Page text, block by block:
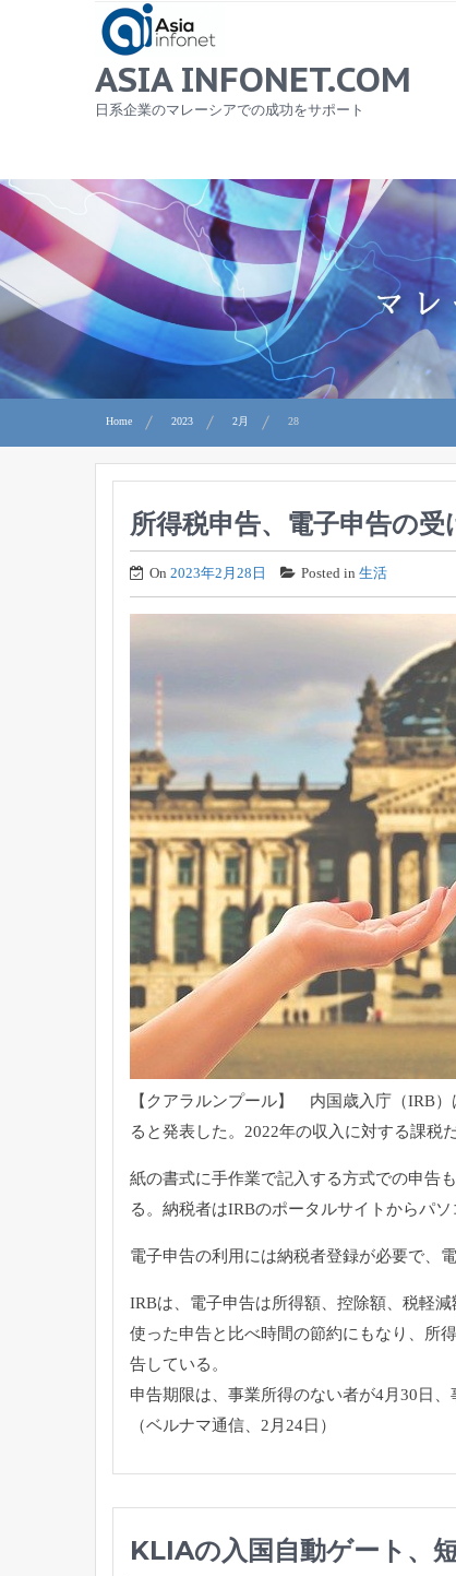
ASIA INFONET.COM
日系企業のマレーシアでの成功をサポート
Home 2023 2月 28
所得税申告、電子申告の
On 2023年2月28日 Posted in 生活
【クアラルンプール】 内国歳入庁（IRB）
ると発表した。 2022年の収入に対する課税だ
紙の書式に手作業で記入する方式での申告
る。 納税者はIRBのポータルサイトからパ
電子申告の利用には納税者登録が必要で、
IRBは、電子申告は所得額、控除額、税軽減
使った申告と比べ時間の節約にもなり、
所
告している。
申告期限は、事業所得のない者が4月30日、
（ベルナマ通信、2月24日）
KLIAの入国自動ゲート、